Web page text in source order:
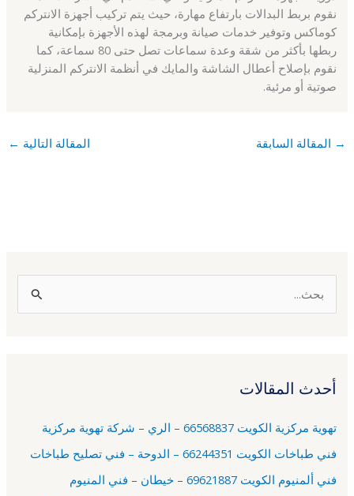
نقوم بربط البدالات بارتفاع مهارة، حيث يتم تركيب أجهزة الانتركم
كوماكس وتوفير خدمات صيانة وبرمجة لهذه الأجهزة بإمكانية
ربطها بأكثر من شقة وعدة سماعات تصل حتى 80 سماعة، كما
نقوم بإصلاح أعطال الشاشة والمايك في أنظمة الانتركم المنزلية
صوتية أو مرئية.
→ المقالة السابقة المقالة التالية ←
ث
ن
:
أحدث المقالات
تهوية مركزية الكويت 66568837 – الري – شركة تهوية مركزية
فني طباخات الكويت 66244351 – الدوحة – فني تصليح طباخات
فني ألمنيوم الكويت 69621887 – خيطان – فني المنيوم